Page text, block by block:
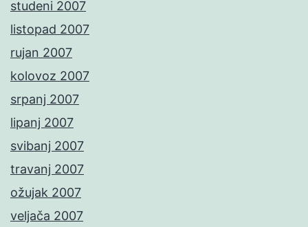
studeni 2007
listopad 2007
rujan 2007
kolovoz 2007
srpanj 2007
lipanj 2007
svibanj 2007
travanj 2007
ožujak 2007
veljača 2007